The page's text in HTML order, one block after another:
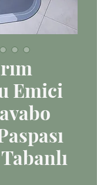
Emici